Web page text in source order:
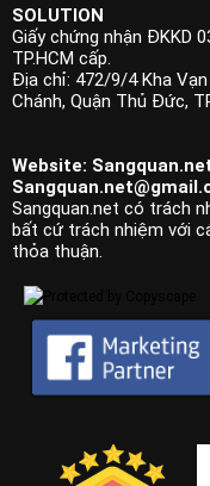
SOLUTION
Giấy chứng nhận ĐKKD
TP.HCM cấp.
Địa chỉ: 472/9/4 Kha Vạn
Chánh, Quận Thủ Đức,
Website:
Sangquan.net có trách
bất cứ trách nhiệm với
thỏa thuận.